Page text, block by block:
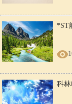
*ST
科林